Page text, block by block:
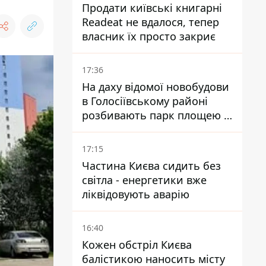
Продати київські книгарні
Readeat не вдалося, тепер
власник їх просто закриє
17:36
На даху відомої новобудови
в Голосіївському районі
розбивають парк площею в
гектар
17:15
Частина Києва сидить без
світла - енергетики вже
ліквідовують аварію
16:40
Кожен обстріл Києва
балістикою наносить місту